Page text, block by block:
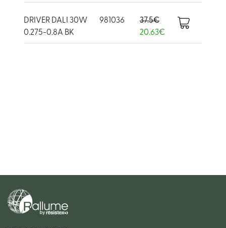
DRIVER DALI 30W
0.275-0.8A BK
981036
37.5€
20.63€